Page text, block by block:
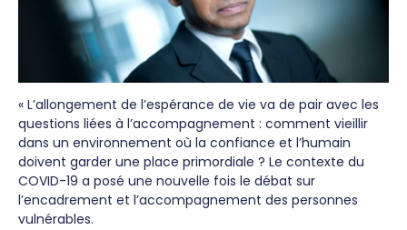
« L’allongement de l’espérance de vie va de pair avec les
questions liées à l’accompagnement : comment vieillir
dans un environnement où la confiance et l’humain
doivent garder une place primordiale ? Le contexte du
COVID-19 a posé une nouvelle fois le débat sur
l’encadrement et l’accompagnement des personnes
vulnérables.